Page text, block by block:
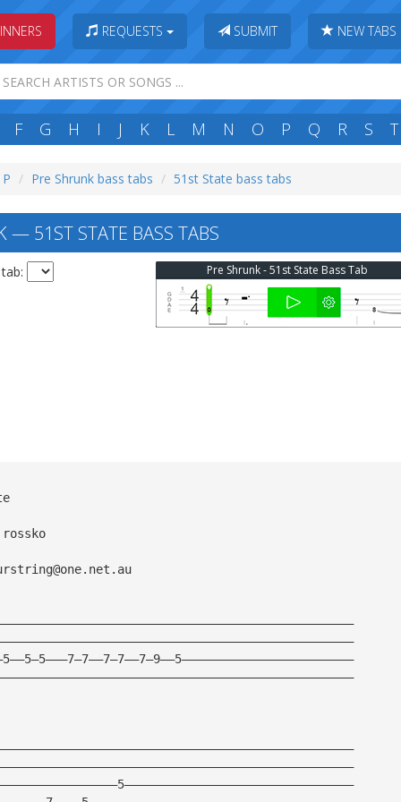
REQUESTS SUBMIT NEW TABS
F G H I J K L M N O P Q R S T
Pre Shrunk bass tabs 51st State bass tabs
— 51ST STATE BASS TABS
Pre Shrunk - 51st State Bass Tab
rossko